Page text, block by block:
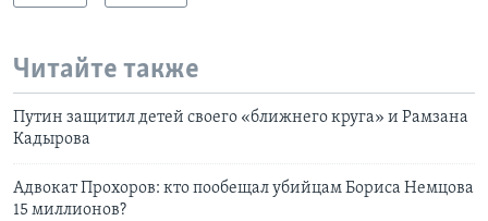
Читайте также
Путин защитил детей своего «ближнего круга» и Рамзана
Кадырова
Адвокат Прохоров: кто пообещал убийцам Бориса Немцова
15 миллионов?